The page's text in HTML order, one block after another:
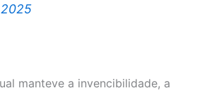
manteve a invencibilidade, a